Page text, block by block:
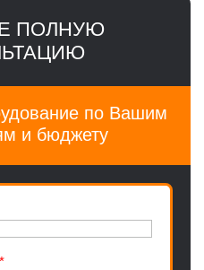
ПОЛНУЮ
по Вашим
и бюджету